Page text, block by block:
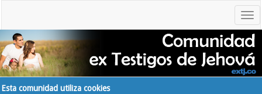
Esta comunidad utiliza cookies